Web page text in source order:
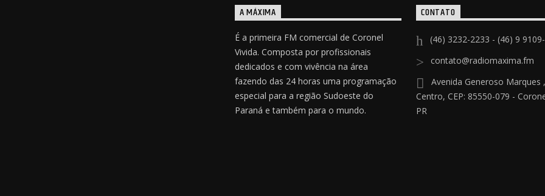
A MÁXIMA
É a primeira FM comercial de Coronel
Vivida. Composta por profissionais
dedicados e com vivência na área
fazendo das 24 horas uma programação
especial para a região Sudoeste do
Paraná e também para o mundo.
CONTATO
(46) 3232-2233 - (46) 9
contato@radiomaxima.fm
Avenida Generoso Marques
Centro, CEP: 85550-079 -
PR